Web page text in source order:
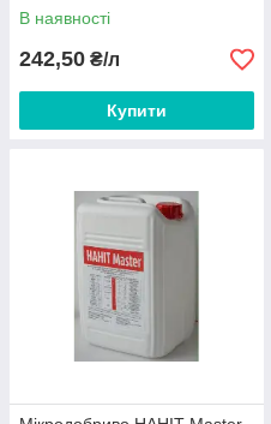
В наявності
242,50 ₴/л
Купити